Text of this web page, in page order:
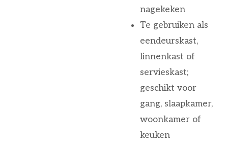
nagekeken
Te gebruiken als
eendeurskast,
linnenkast of
servieskast;
geschikt voor
gang, slaapkamer,
woonkamer of
keuken